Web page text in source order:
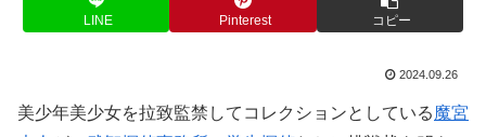
LINE Pinterest コピー
2024.09.26
美少年美少女を拉致監禁してコレクションとしている魔宮